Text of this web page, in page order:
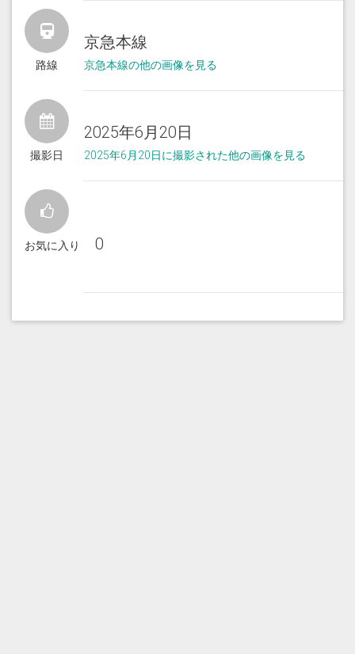
路線
京急本線
京急本線の他の画像を見る
撮影日
2025年6月20日
2025年6月20日に撮影された他の画像を見る
お気に入り 0